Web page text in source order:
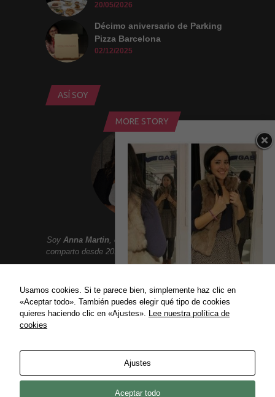
MORE STORY
A TODO GAS CON LOS
JEGGINGS SUMATRA
Una divertida merienda...
20/05/2026
Décimo aniversario de Parking
Pizza Barcelona
02/12/2025
ASÍ SOY
Soy Anna Martin , creadora de Addict Smile
. Aqui
comparto desde 2010 un lifestyle lleno de sonrisas:
Política de privacidad
Usamos cookies. Si te parece bien, simplemente haz clic en
«Aceptar todo». También puedes elegir qué tipo de cookies
quieres haciendo clic en «Ajustes». Lee nuestra política de
cookies
Ajustes
Aceptar todo